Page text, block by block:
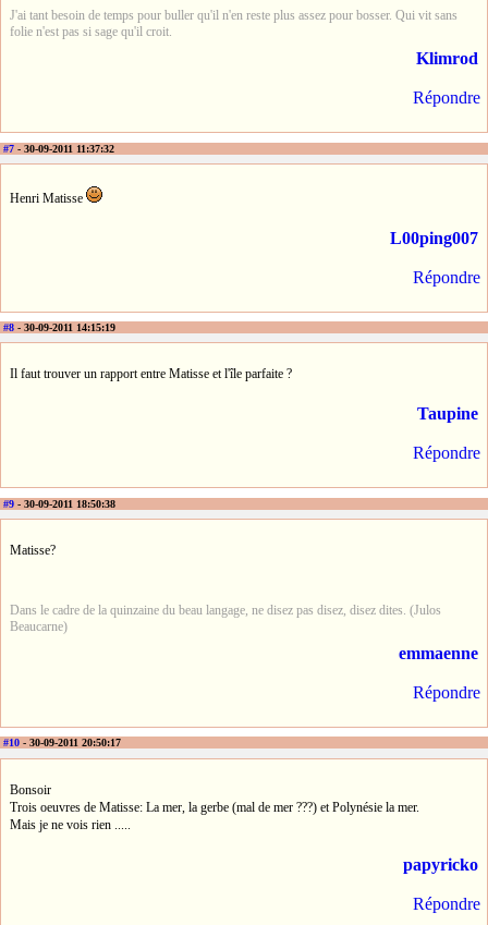
J'ai tant besoin de temps pour buller qu'il n'en reste plus assez pour bosser. Qui vit sans
folie n'est pas si sage qu'il croit.
Klimrod
Répondre
#7 - 30-09-2011 11:37:32
Henri Matisse
L00ping007
Répondre
#8 - 30-09-2011 14:15:19
Il faut trouver un rapport entre Matisse et l'île parfaite ?
Taupine
Répondre
#9 - 30-09-2011 18:50:38
Matisse?
Dans le cadre de la quinzaine du beau langage, ne disez pas disez, disez dites. (Julos
Beaucarne)
emmaenne
Répondre
#10 - 30-09-2011 20:50:17
Bonsoir
Trois oeuvres de Matisse: La mer, la gerbe (mal de mer ???) et Polynésie la mer.
Mais je ne vois rien .....
papyricko
Répondre